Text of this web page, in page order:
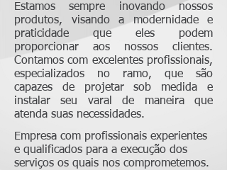
Estamos sempre inovando nossos
produtos, visando a modernidade e
praticidade que eles podem
proporcionar aos nossos clientes.
Contamos com excelentes profissionais,
especializados no ramo, que são
capazes de projetar sob medida e
instalar seu varal de maneira que
atenda suas necessidades.
Empresa com profissionais experientes
e qualificados para a execução dos
serviços os quais nos comprometemos.